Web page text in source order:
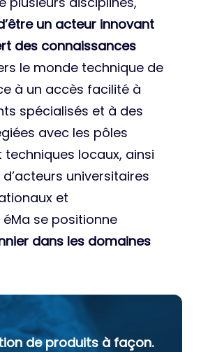
un acteur innovant
des connaissances
le monde technique de
à un accès facilité à
spécialisés et à des
avec les pôles
locaux, ainsi
d’acteurs universitaires
et
se positionne
dans les domaines
de produits à façon.